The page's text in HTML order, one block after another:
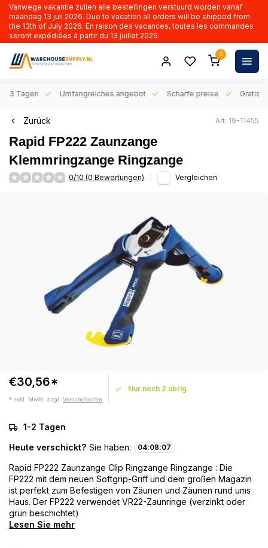
Vanwege vakantie zullen alle bestellingen verstuurd worden vanaf
maandag 13 juli 2026. Due to vacation all orders will be shipped from
the 13th of July 2026. En raison des vacances, toutes les commandes
seront expédiées à partir du 13 juillet 2026.
0
3 Tagen Umfangreiches angebot Scharfe preise Gratis
Zurück Art: 19-11455
Rapid FP222 Zaunzange
Klemmringzange Ringzange
0/10 (0 Bewertungen) Vergleichen
€30,56*
* exkl. MwSt. zzgl. Versandkosten
Nur noch 2 übrig
1-2 Tagen
Heute verschickt? Sie haben: 04:08:07
Rapid FP222 Zaunzange Clip Ringzange Ringzange : Die
FP222 mit dem neuen Softgrip-Griff und dem großen Magazin
ist perfekt zum Befestigen von Zäunen und Zäunen rund ums
Haus. Der FP222 verwendet VR22-Zaunringe (verzinkt oder
grün beschichtet)
Lesen Sie mehr